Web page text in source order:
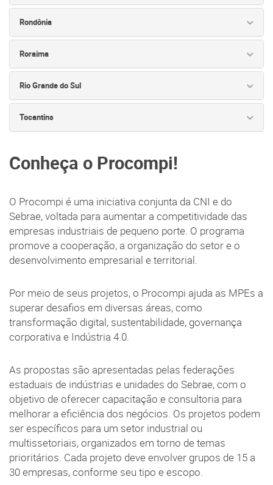
Rondônia
Roraima
Rio Grande do Sul
Tocantins
Conheça o Procompi!
O Procompi é uma iniciativa conjunta da CNI e do
Sebrae, voltada para aumentar a competitividade das
empresas industriais de pequeno porte. O programa
promove a cooperação, a organização do setor e o
desenvolvimento empresarial e territorial.
Por meio de seus projetos, o Procompi ajuda as MPEs a
superar desafios em diversas áreas, como
transformação digital, sustentabilidade, governança
corporativa e Indústria 4.0.
As propostas são apresentadas pelas federações
estaduais de indústrias e unidades do Sebrae, com o
objetivo de oferecer capacitação e consultoria para
melhorar a eficiência dos negócios. Os projetos podem
ser específicos para um setor industrial ou
multissetoriais, organizados em torno de temas
prioritários. Cada projeto deve envolver grupos de 15 a
30 empresas, conforme seu tipo e escopo.